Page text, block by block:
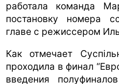
работала команда
постановку номера
главе с режиссером
Как отмечает
проходила в финал
введения